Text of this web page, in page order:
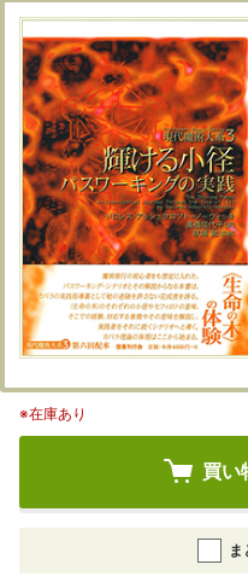
※在庫あり
買い
ま